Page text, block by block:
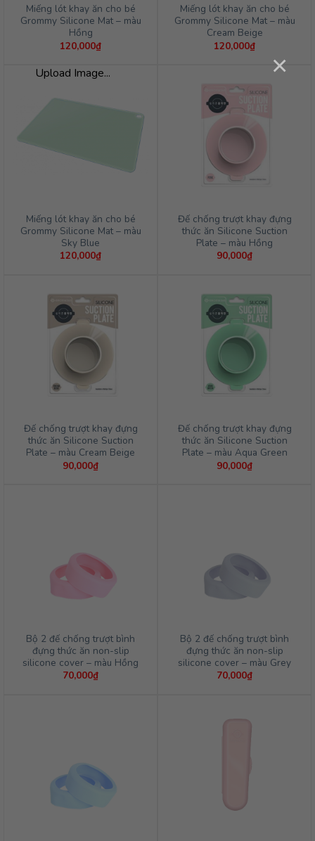
Upload Image... ×
Miếng lót khay ăn cho bé
Grommy Silicone Mat – màu
Hồng
120,000₫
Miếng lót khay ăn cho bé
Grommy Silicone Mat – màu
Cream Beige
120,000₫
Miếng lót khay ăn cho bé
Grommy Silicone Mat – màu
Sky Blue
120,000₫
Đế chống trượt khay đựng
thức ăn Silicone Suction
Plate – màu Hồng
90,000₫
Đế chống trượt khay đựng
thức ăn Silicone Suction
Plate – màu Cream Beige
90,000₫
Đế chống trượt khay đựng
thức ăn Silicone Suction
Plate – màu Aqua Green
90,000₫
Bộ 2 đế chống trượt bình
đựng thức ăn non-slip
silicone cover – màu Hồng
70,000₫
Bộ 2 đế chống trượt bình
đựng thức ăn non-slip
silicone cover – màu Grey
70,000₫